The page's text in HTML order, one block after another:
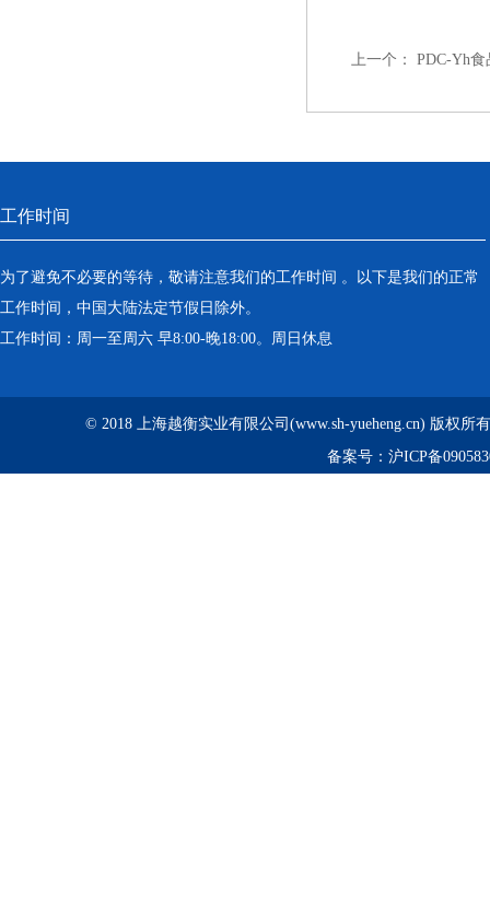
上一个： PDC-Yh
工作时间
为了避免不必要的等待，敬请注意我们的工作时间 。以下是我们的正常
工作时间，中国大陆法定节假日除外。
工作时间：周一至周六 早8:00-晚18:00。周日休息
© 2018 上海越衡实业有限公司(www.sh-yueheng.cn) 版权所
备案号： 沪ICP备